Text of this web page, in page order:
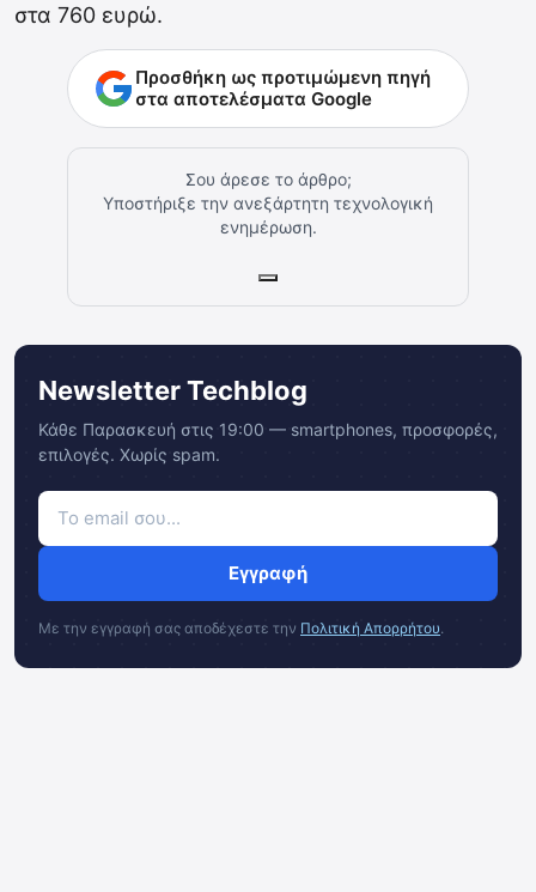
στα 760 ευρώ.
Προσθήκη ως προτιμώμενη πηγή
στα αποτελέσματα Google
Σου άρεσε το άρθρο;
Υποστήριξε την ανεξάρτητη τεχνολογική
ενημέρωση.
Newsletter Techblog
Κάθε Παρασκευή στις 19:00 — smartphones, προσφορές,
επιλογές. Χωρίς spam.
Εγγραφή
Με την εγγραφή σας αποδέχεστε την Πολιτική Απορρήτου.